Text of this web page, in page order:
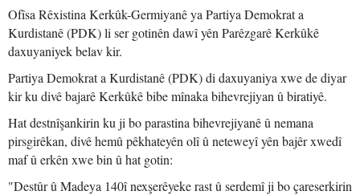
Ofîsa Rêxistina Kerkûk-Germiyanê ya Partiya Demokrat a
Kurdistanê (PDK) li ser gotinên dawî yên Parêzgarê Kerkûkê
daxuyaniyek belav kir.
Partiya Demokrat a Kurdistanê (PDK) di daxuyaniya xwe de diyar
kir ku divê bajarê Kerkûkê bibe mînaka bihevrejiyan û biratiyê.
Hat destnîşankirin ku ji bo parastina bihevrejiyanê û nemana
pirsgirêkan, divê hemû pêkhateyên olî û neteweyî yên bajêr xwedî
maf û erkên xwe bin û hat gotin:
"Destûr û Madeya 140î nexşerêyeke rast û serdemî ji bo çareserkirin